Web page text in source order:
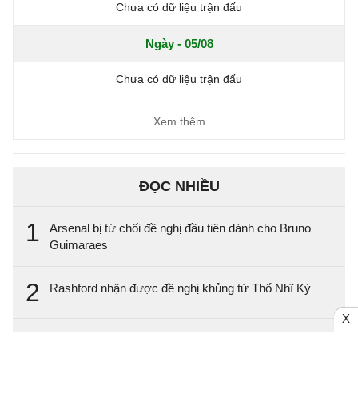
Chưa có dữ liệu trận đấu
Ngày - 05/08
Chưa có dữ liệu trận đấu
Xem thêm
ĐỌC NHIỀU
1
Arsenal bị từ chối đề nghị đầu tiên dành cho Bruno
Guimaraes
2 Rashford nhận được đề nghị khủng từ Thổ Nhĩ Kỳ
X